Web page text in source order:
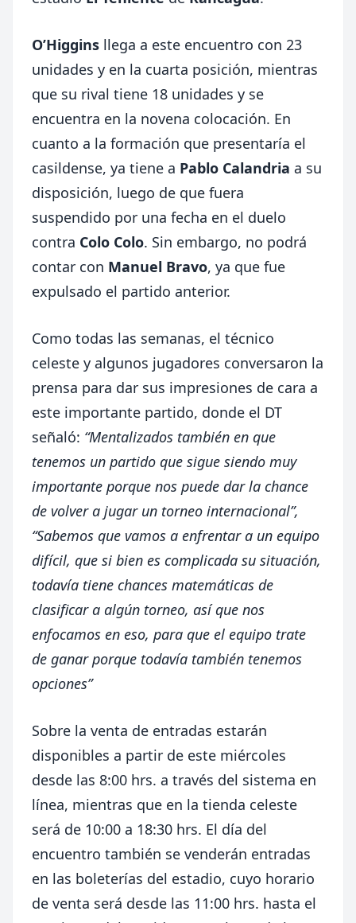
O’Higgins llega a este encuentro con 23
unidades y en la cuarta posición, mientras
que su rival tiene 18 unidades y se
encuentra en la novena colocación. En
cuanto a la formación que presentaría el
casildense, ya tiene a Pablo Calandria a su
disposición, luego de que fuera
suspendido por una fecha en el duelo
contra Colo Colo. Sin embargo, no podrá
contar con Manuel Bravo, ya que fue
expulsado el partido anterior.
Como todas las semanas, el técnico
celeste y algunos jugadores conversaron la
prensa para dar sus impresiones de cara a
este importante partido, donde el DT
señaló: “Mentalizados también en que
tenemos un partido que sigue siendo muy
importante porque nos puede dar la chance
de volver a jugar un torneo internacional”,
“Sabemos que vamos a enfrentar a un equipo
difícil, que si bien es complicada su situación,
todavía tiene chances matemáticas de
clasificar a algún torneo, así que nos
enfocamos en eso, para que el equipo trate
de ganar porque todavía también tenemos
opciones”
Sobre la venta de entradas estarán
disponibles a partir de este miércoles
desde las 8:00 hrs. a través del sistema en
línea, mientras que en la tienda celeste
será de 10:00 a 18:30 hrs. El día del
encuentro también se venderán entradas
en las boleterías del estadio, cuyo horario
de venta será desde las 11:00 hrs. hasta el